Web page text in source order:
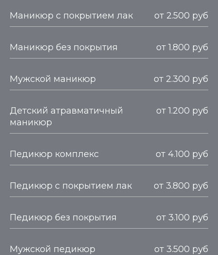
Маникюр с покрытием лак от 2.500 руб
Маникюр без покрытия от 1.800 руб
Мужской маникюр от 2.300 руб
Детский атравматичный
маникюр
от 1.200 руб
Педикюр комплекс от 4.100 руб
Педикюр с покрытием лак от 3.800 руб
Педикюр без покрытия от 3.100 руб
Мужской педикюр от 3.500 руб